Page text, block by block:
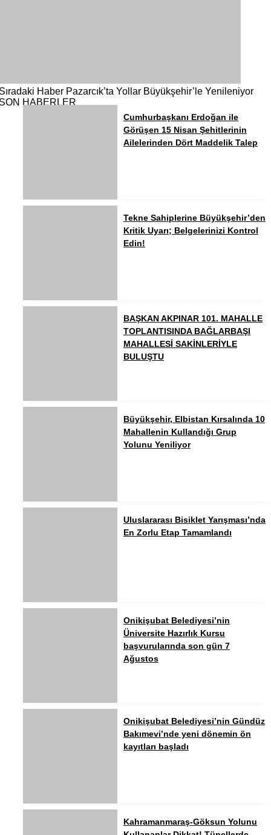
Haber Pazarcık’ta Yollar Büyükşehir’le Yenileniyor
HABERLER
Cumhurbaşkanı Erdoğan ile
Görüşen 15 Nisan Şehitlerinin
Ailelerinden Dört Maddelik Talep
Tekne Sahiplerine Büyükşehir’den
Kritik Uyarı; Belgelerinizi Kontrol
Edin!
BAŞKAN AKPINAR 101. MAHALLE
TOPLANTISINDA BAĞLARBAŞI
MAHALLESİ SAKİNLERİYLE
BULUŞTU
Büyükşehir, Elbistan Kırsalında 10
Mahallenin Kullandığı Grup
Yolunu Yeniliyor
Uluslararası Bisiklet Yarışması’nda
En Zorlu Etap Tamamlandı
Onikişubat Belediyesi’nin
Üniversite Hazırlık Kursu
başvurularında son gün 7
Ağustos
Onikişubat Belediyesi’nin Gündüz
Bakımevi’nde yeni dönemin ön
kayıtları başladı
Kahramanmaraş-Göksun Yolunu